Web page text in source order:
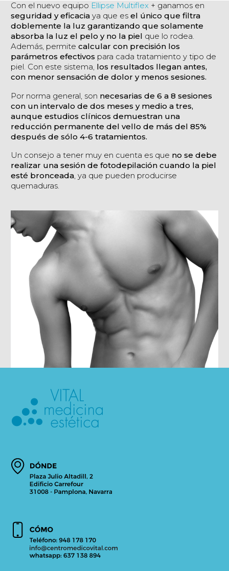
Con el nuevo equipo Ellipse Multiflex + ganamos en
seguridad y eficacia ya que es el único que filtra
doblemente la luz garantizando que solamente
absorba la luz el pelo y no la piel que lo rodea.
Además, permite calcular con precisión los
parámetros efectivos para cada tratamiento y tipo de
piel. Con este sistema, los resultados llegan antes,
con menor sensación de dolor y menos sesiones.
Por norma general, son necesarias de 6 a 8 sesiones
con un intervalo de dos meses y medio a tres,
aunque estudios clínicos demuestran una
reducción permanente del vello de más del 85%
después de sólo 4-6 tratamientos.
Un consejo a tener muy en cuenta es que no se debe
realizar una sesión de fotodepilación cuando la piel
esté bronceada, ya que pueden producirse
quemaduras.